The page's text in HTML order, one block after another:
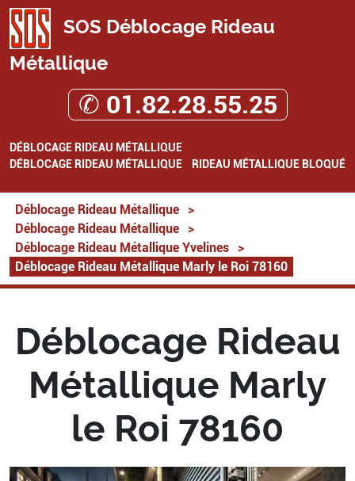
SOS Déblocage Rideau
Métallique
✆ 01.82.28.55.25
DÉBLOCAGE RIDEAU MÉTALLIQUE
DÉBLOCAGE RIDEAU MÉTALLIQUE
RIDEAU MÉTALLIQUE BLOQUÉ
Déblocage Rideau Métallique
>
Déblocage Rideau Métallique
>
Déblocage Rideau Métallique Yvelines
>
Déblocage Rideau Métallique Marly le Roi 78160
Déblocage Rideau
Métallique Marly
le Roi 78160